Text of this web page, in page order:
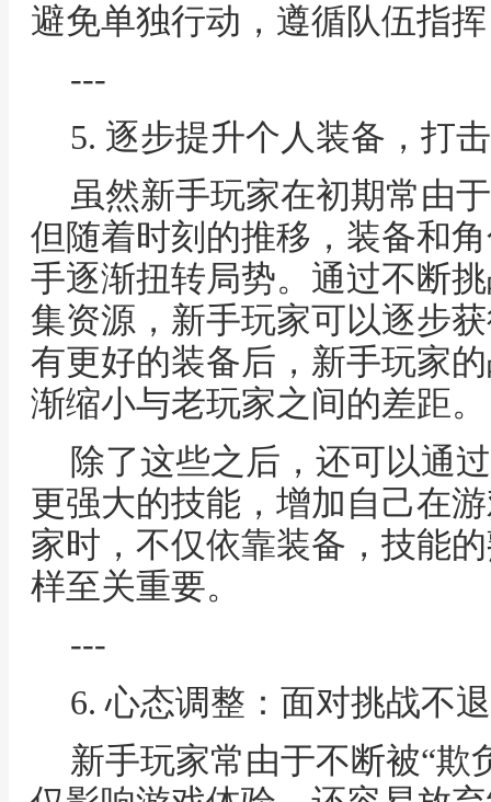
避免单独行动，遵循队伍指
---
5. 逐步提升个人装备，打
虽然新手玩家在初期常由
但随着时刻的推移，装备和
手逐渐扭转局势。通过不断
集资源，新手玩家可以逐步
有更好的装备后，新手玩家
渐缩小与老玩家之间的差距。
除了这些之后，还可以通
更强大的技能，增加自己在
家时，不仅依靠装备，技能
样至关重要。
---
6. 心态调整：面对挑战不
新手玩家常由于不断被“欺